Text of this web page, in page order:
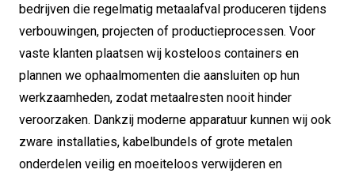
bedrijven die regelmatig metaalafval produceren tijdens
verbouwingen, projecten of productieprocessen. Voor
vaste klanten plaatsen wij kosteloos containers en
plannen we ophaalmomenten die aansluiten op hun
werkzaamheden, zodat metaalresten nooit hinder
veroorzaken. Dankzij moderne apparatuur kunnen wij ook
zware installaties, kabelbundels of grote metalen
onderdelen veilig en moeiteloos verwijderen en